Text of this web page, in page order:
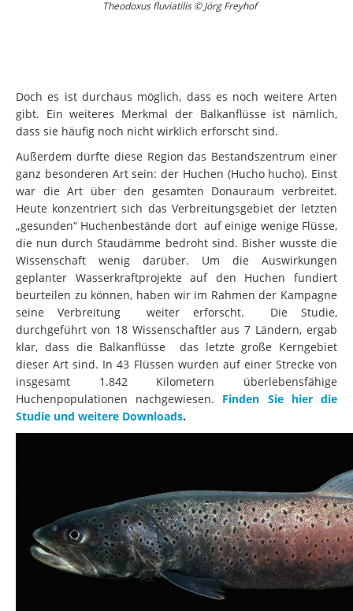
Theodoxus fluviatilis © Jörg Freyhof
Doch es ist durchaus möglich, dass es noch weitere Arten
gibt. Ein weiteres Merkmal der Balkanflüsse ist nämlich,
dass sie häufig noch nicht wirklich erforscht sind.
Außerdem dürfte diese Region das Bestandszentrum einer
ganz besonderen Art sein: der Huchen (Hucho hucho). Einst
war die Art über den gesamten Donauraum verbreitet.
Heute konzentriert sich das Verbreitungsgebiet der letzten
„gesunden“ Huchenbestände dort auf einige wenige Flüsse,
die nun durch Staudämme bedroht sind. Bisher wusste die
Wissenschaft wenig darüber. Um die Auswirkungen
geplanter Wasserkraftprojekte auf den Huchen fundiert
beurteilen zu können, haben wir im Rahmen der Kampagne
seine Verbreitung weiter erforscht. Die Studie,
durchgeführt von 18 Wissenschaftler aus 7 Ländern, ergab
klar, dass die Balkanflüsse das letzte große Kerngebiet
dieser Art sind. In 43 Flüssen wurden auf einer Strecke von
insgesamt 1.842 Kilometern überlebensfähige
Huchenpopulationen nachgewiesen.
Finden Sie hier die
Studie und weitere Downloads.